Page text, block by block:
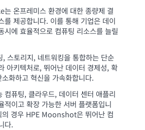
온프레미스 환경에 대한 종량제 결
를 제공합니다. 이를 통해 기업은 데이
시에 효율적으로 컴퓨팅 리소스를 늘릴
, 스토리지, 네트워킹을 통합하는 단순
아키텍처로, 뛰어난 데이터 경제성, 확
화하고 혁신을 가속화합니다.
컴퓨팅, 클라우드, 데이터 센터 애플리
적이고 확장 가능한 서버 플랫폼입니
의 경우 HPE Moonshot은 뛰어난 컴
다.